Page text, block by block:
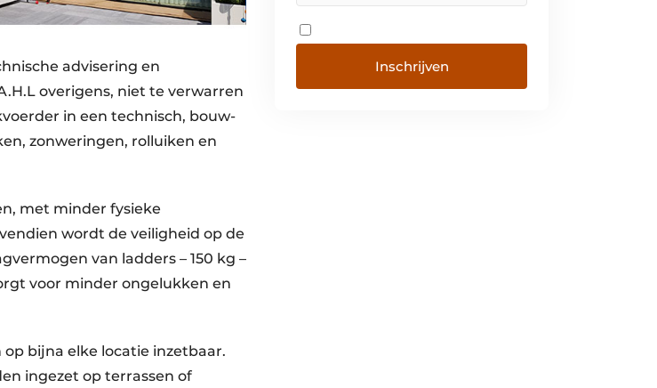
advisering en
overigens, niet te verwarren
in een technisch, bouw-
zonweringen, rolluiken en
met minder fysieke
wordt de veiligheid op de
van ladders – 150 kg –
voor minder ongelukken en
bijna elke locatie inzetbaar.
ingezet op terrassen of
Inschrijven